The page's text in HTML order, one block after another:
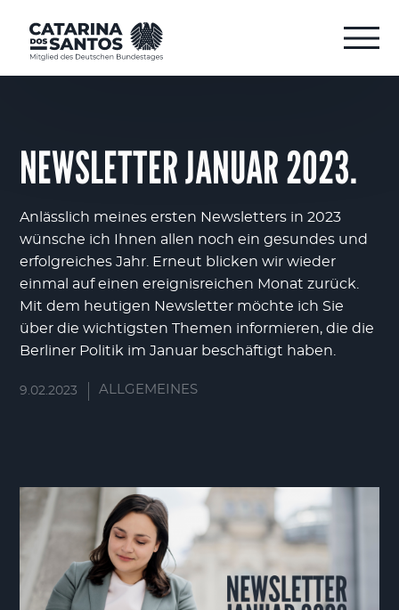
NEWSLETTER JANUAR 2023.
Anlässlich meines ersten Newsletters in 2023
wünsche ich Ihnen allen noch ein gesundes und
erfolgreiches Jahr. Erneut blicken wir wieder
einmal auf einen ereignisreichen Monat zurück.
Mit dem heutigen Newsletter möchte ich Sie
über die wichtigsten Themen informieren, die die
Berliner Politik im Januar beschäftigt haben.
9.02.2023 ALLGEMEINES